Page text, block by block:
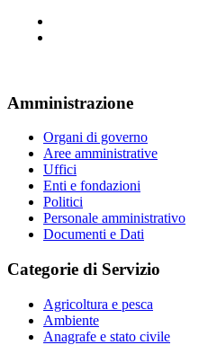
Amministrazione
Organi di governo
Aree amministrative
Uffici
Enti e fondazioni
Politici
Personale amministrativo
Documenti e Dati
Categorie di Servizio
Agricoltura e pesca
Ambiente
Anagrafe e stato civile